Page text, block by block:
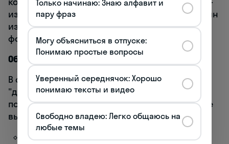
изменение базового порядка слов SVO. Это один
из ключевых синтаксических приёмов для
формирования вопросов. 🤔
Общие вопросы (да/нет)
В общих вопросах, на которые можно ответить
"да" или "нет", происходит инверсия
подлежащего и сказуемого (если подлежащее
выражено):
¿Hablas español?— Ты говоришь по-
Только начинаю: Знаю алфавит и
пару фраз
Могу объясниться в отпуске:
Понимаю простые вопросы
Уверенный середнячок: Хорошо
понимаю тексты и видео
Свободно владею: Легко общаюсь на
любые темы